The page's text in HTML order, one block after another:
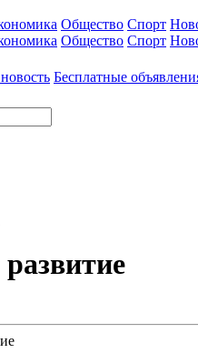
Общество Спорт
Общество Спорт
Бесплатные
развитие